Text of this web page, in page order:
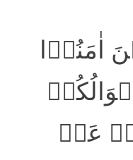
اٰمَنُوۡا
عَنۡ